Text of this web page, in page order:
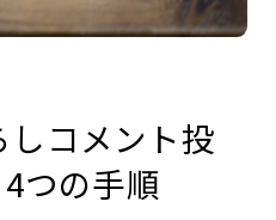
コメント投
つの手順